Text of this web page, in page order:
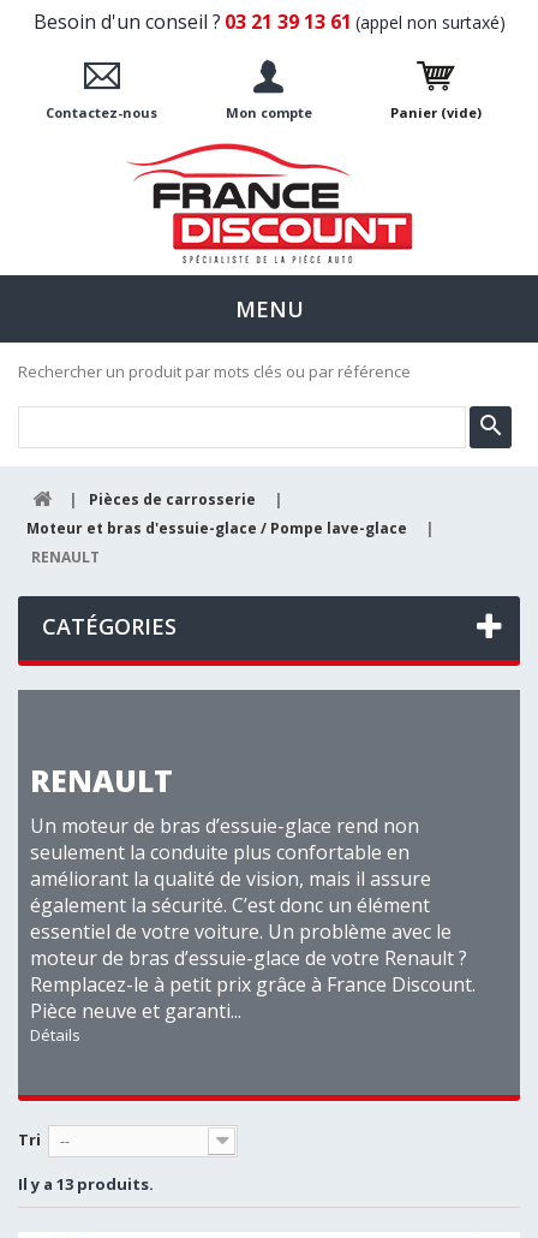
Besoin d'un conseil ? 03 21 39 13 61 (appel non surtaxé)
Contactez-nous Mon compte Panier (vide)
MENU
Rechercher un produit par mots clés ou par référence
| Pièces de carrosserie
|
Moteur et bras d'essuie-glace / Pompe lave-glace
|
RENAULT
CATÉGORIES
RENAULT
Un moteur de bras d’essuie-glace rend non
seulement la conduite plus confortable en
améliorant la qualité de vision, mais il assure
également la sécurité. C’est donc un élément
essentiel de votre voiture. Un problème avec le
moteur de bras d’essuie-glace de votre Renault ?
Remplacez-le à petit prix grâce à France Discount.
Pièce neuve et garanti...
Détails
Tri --
Il y a 13 produits.